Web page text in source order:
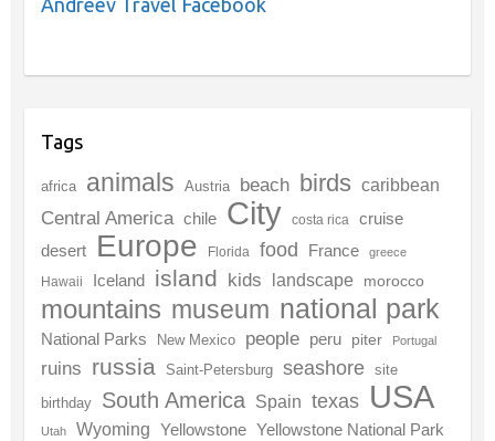
Andreev Travel Facebook
Tags
africa animals Austria beach birds caribbean
Central America chile City costa rica cruise
desert Europe Florida food France greece
Hawaii Iceland island kids landscape morocco
mountains museum national park
National Parks New Mexico people peru piter Portugal
ruins russia Saint-Petersburg seashore
site
birthday
South America Spain texas USA
Utah Wyoming Yellowstone Yellowstone National Park